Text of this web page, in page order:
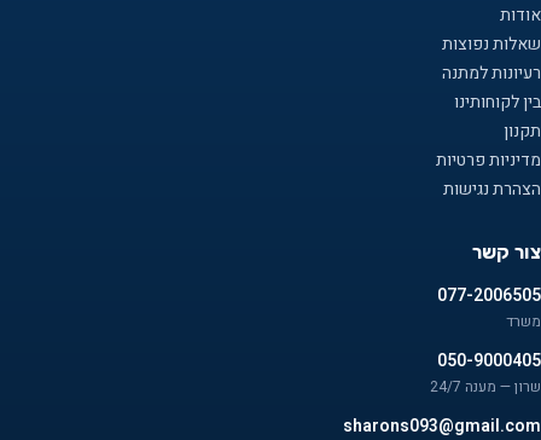
אודות
שאלות נפוצות
רעיונות למתנה
בין לקוחותינו
תקנון
מדיניות פרטיות
הצהרת נגישות
צור קשר
077-2006505
משרד
050-9000405
שרון — מענה 24/7
sharons093@gmail.com